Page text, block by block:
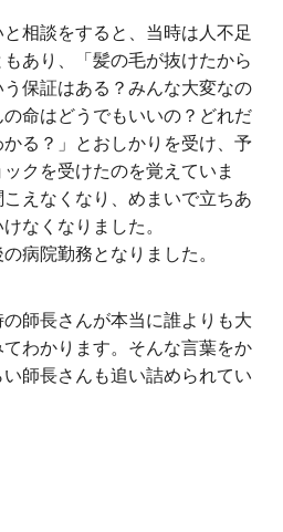
相談をすると、当時は人不足
あり、「髪の毛が抜けたから
保証はある？みんな大変なの
命はどうでもいいの？どれだ
る？」とおしかりを受け、予
クを受けたのを覚えていま
えなくなり、めまいで立ちあ
なくなりました。
病院勤務となりました。
師長さんが本当に誰よりも大
わかります。そんな言葉をか
師長さんも追い詰められてい